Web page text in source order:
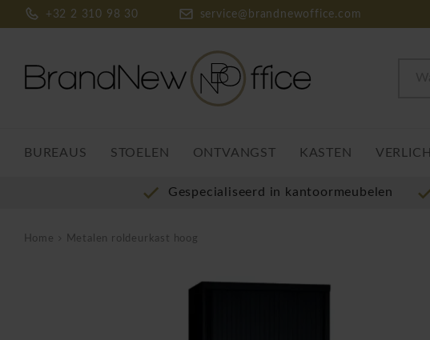
+32 2 310 98 30 service@brandnewoffice.com
BUREAUS STOELEN ONTVANGST KASTEN
Gespecialiseerd in kantoormeubelen
Home Metalen roldeurkast hoog